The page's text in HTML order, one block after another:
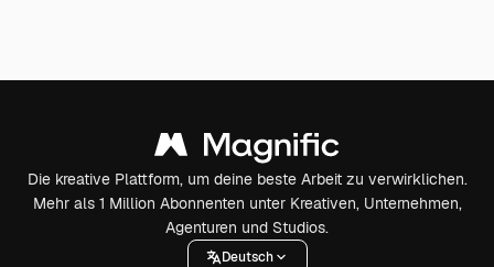
Die kreative Plattform, um deine beste Arbeit zu verwirklichen.
Mehr als 1 Million Abonnenten unter Kreativen, Unternehmen,
Agenturen und Studios.
Deutsch